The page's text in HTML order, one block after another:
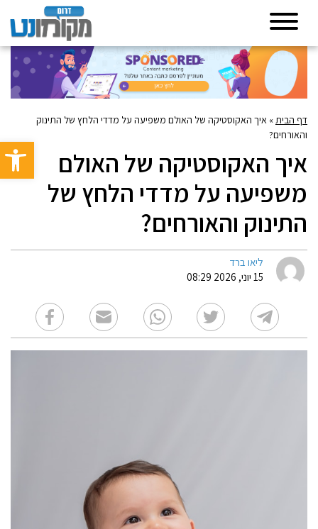
פתח
דף הבית» איך האקוסטיקה של האולם משפיעה על מדדי הלחץ של התינוק
והאורחים?
איך האקוסטיקה של האולם
משפיעה על מדדי הלחץ של
התינוק והאורחים?
ליאו ברד
15 יוני, 2026 08:29